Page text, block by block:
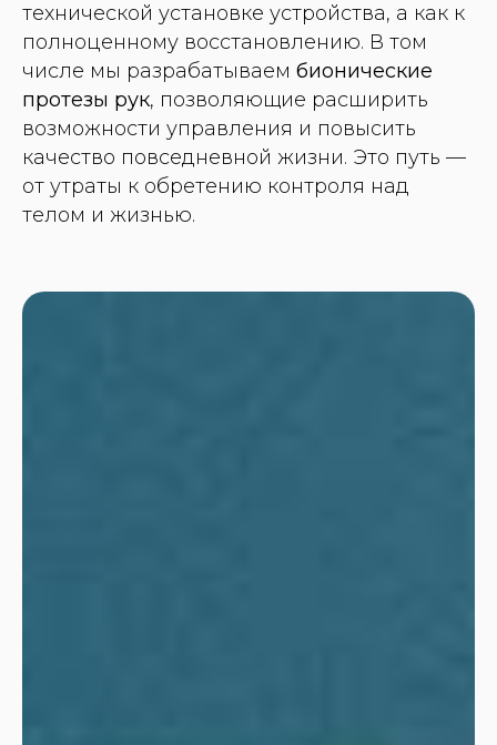
технической установке устройства, а как к
полноценному восстановлению. В том
числе мы разрабатываем бионические
протезы рук, позволяющие расширить
возможности управления и повысить
качество повседневной жизни. Это путь —
от утраты к обретению контроля над
телом и жизнью.